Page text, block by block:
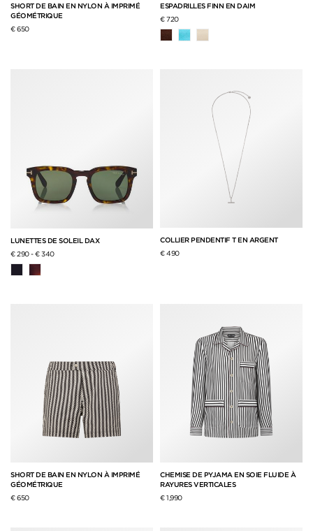
SHORT DE BAIN EN NYLON À IMPRIMÉ
GÉOMÉTRIQUE
€ 650
ESPADRILLES FINN EN DAIM
€ 720
LUNETTES DE SOLEIL DAX
€ 290-€ 340
COLLIER PENDENTIF T EN ARGENT
€ 490
SHORT DE BAIN EN NYLON À IMPRIMÉ
GÉOMÉTRIQUE
€ 650
CHEMISE DE PYJAMA EN SOIE FLUIDE À
RAYURES VERTICALES
€ 1,990